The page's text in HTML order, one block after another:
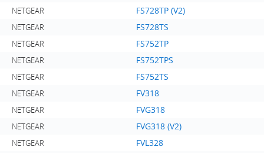
NETGEAR FS728TP (V2)
NETGEAR FS728TS
NETGEAR FS752TP
NETGEAR FS752TPS
NETGEAR FS752TS
NETGEAR FV318
NETGEAR FVG318
NETGEAR FVG318 (V2)
NETGEAR FVL328